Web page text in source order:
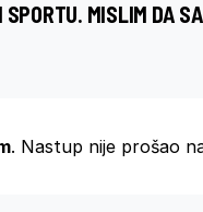
MISLIM DA
. Nastup nije prošao